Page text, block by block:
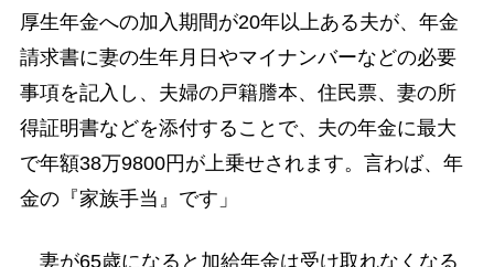
厚生年金への加入期間が20年以上ある夫が、年金
請求書に妻の生年月日やマイナンバーなどの必要
事項を記入し、夫婦の戸籍謄本、住民票、妻の所
得証明書などを添付することで、夫の年金に最大
で年額38万9800円が上乗せされます。言わば、年
金の『家族手当』です」
妻が65歳になると加給年金は受け取れなくなる